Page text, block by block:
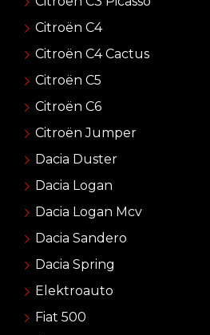
Citroën C4
Citroën C4 Cactus
Citroën C5
Citroën C6
Citroën Jumper
Dacia Duster
Dacia Logan
Dacia Logan Mcv
Dacia Sandero
Dacia Spring
Elektroauto
Fiat 500